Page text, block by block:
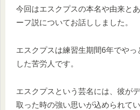
今回はエスクプスの本名や由来と
ーフ説についてお話ししました。
エスクプスは練習生期間6年でやっ
した苦労人です。
エスクプスという芸名には、彼が
取った時の強い思いが込められて